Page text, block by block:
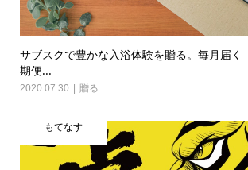
サブスクで豊かな入浴体験を贈る。毎月届く
期便...
2020.07.30 贈る
もてなす